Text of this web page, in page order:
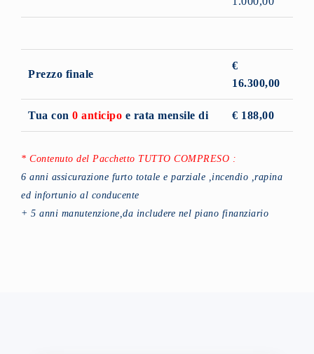
Prezzo finale
€
16.300,00
Tua con 0 anticipo e rata mensile di € 188,00
* Contenuto del Pacchetto TUTTO COMPRESO :
6 anni assicurazione furto totale e parziale ,incendio ,rapina
ed infortunio al conducente
+ 5 anni manutenzione,da includere nel piano finanziario